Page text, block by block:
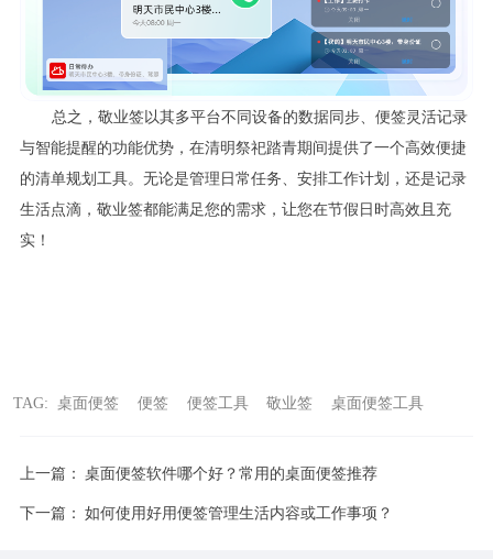
总之，敬业签以其多平台不同设备的数据同步、便签灵活记录
与智能提醒的功能优势，在清明祭祀踏青期间提供了一个高效便捷
的清单规划工具。无论是管理日常任务、安排工作计划，还是记录
生活点滴，敬业签都能满足您的需求，让您在节假日时高效且充
实！
TAG: 桌面便签 便签 便签工具 敬业签 桌面便签工具
上一篇： 桌面便签软件哪个好？常用的桌面便签推荐
下一篇： 如何使用好用便签管理生活内容或工作事项？